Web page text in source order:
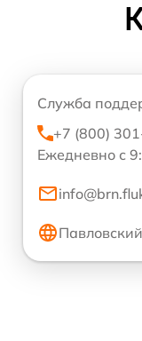
Служба
+7 (800)
Ежедневно с